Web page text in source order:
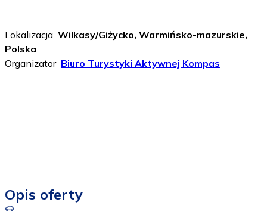
Lokalizacja Wilkasy/Giżycko, Warmińsko-mazurskie,
Polska
Organizator Biuro Turystyki Aktywnej Kompas
Opis oferty